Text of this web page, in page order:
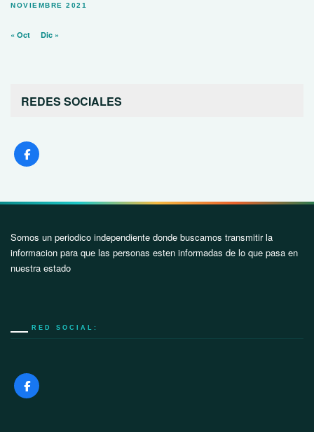
NOVIEMBRE 2021
« Oct Dic »
REDES SOCIALES
Somos un periodico independiente donde buscamos transmitir la
informacion para que las personas esten informadas de lo que pasa en
nuestra estado
RED SOCIAL: